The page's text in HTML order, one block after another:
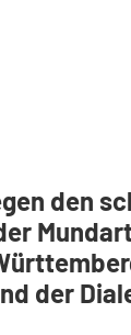
den
der